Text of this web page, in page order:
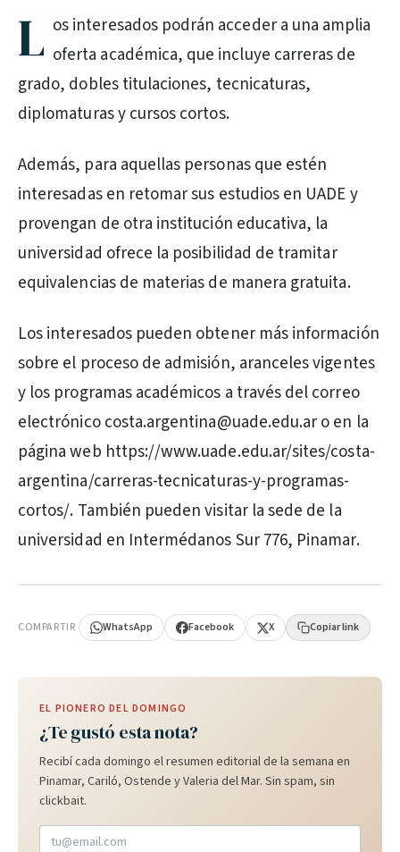
L os interesados podrán acceder a una amplia
oferta académica, que incluye carreras de
grado, dobles titulaciones, tecnicaturas,
diplomaturas y cursos cortos.
Además, para aquellas personas que estén
interesadas en retomar sus estudios en UADE y
provengan de otra institución educativa, la
universidad ofrece la posibilidad de tramitar
equivalencias de materias de manera gratuita.
Los interesados pueden obtener más información
sobre el proceso de admisión, aranceles vigentes
y los programas académicos a través del correo
electrónico costa.argentina@uade.edu.ar o en la
página web https://www.uade.edu.ar/sites/costa-
argentina/carreras-tecnicaturas-y-programas-
cortos/. También pueden visitar la sede de la
universidad en Intermédanos Sur 776, Pinamar.
COMPARTIR WhatsApp Facebook X Copiar link
EL PIONERO DEL DOMINGO
¿Te gustó esta nota?
Recibí cada domingo el resumen editorial de la semana en
Pinamar, Cariló, Ostende y Valeria del Mar. Sin spam, sin
clickbait.